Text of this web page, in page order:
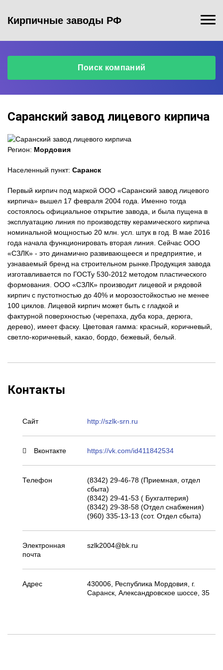
Кирпичные заводы РФ
Поиск компаний
Саранский завод лицевого кирпича
Регион: Мордовия
Населенный пункт: Саранск
Первый кирпич под маркой ООО «Саранский завод лицевого
кирпича» вышел 17 февраля 2004 года. Именно тогда
состоялось официальное открытие завода, и была пущена в
эксплуатацию линия по производству керамического кирпича
номинальной мощностью 20 млн. усл. штук в год. В мае 2016
года начала функционировать вторая линия. Сейчас ООО
«СЗЛК» - это динамично развивающееся и предприятие, и
узнаваемый бренд на строительном рынке.Продукция завода
изготавливается по ГОСТу 530-2012 методом пластического
формования. ООО «СЗЛК» производит лицевой и рядовой
кирпич с пустотностью до 40% и морозостойкостью не менее
100 циклов. Лицевой кирпич может быть с гладкой и
фактурной поверхностью (черепаха, дуба кора, дерюга,
дерево), имеет фаску. Цветовая гамма: красный, коричневый,
светло-коричневый, какао, бордо, бежевый, белый.
Контакты
Сайт http://szlk-srn.ru
Вконтакте https://vk.com/id411842534
Телефон
(8342) 29-46-78 (Приемная, отдел
сбыта)
(8342) 29-41-53 ( Бухгалтерия)
(8342) 29-38-58 (Отдел снабжения)
(960) 335-13-13 (сот. Отдел сбыта)
Электронная
почта
szlk2004@bk.ru
Адрес
430006, Республика Мордовия, г.
Саранск, Александровское шоссе, 35